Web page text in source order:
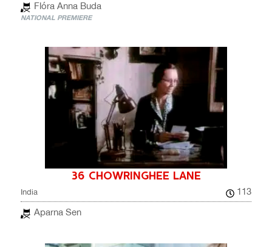
Flóra Anna Buda
NATIONAL PREMIERE
36 CHOWRINGHEE LANE
India
113
Aparna Sen